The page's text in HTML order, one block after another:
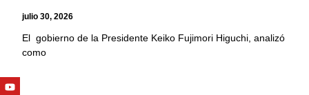
julio 30, 2026
El gobierno de la Presidente Keiko Fujimori Higuchi, analizó
como
Youtube
Facebook
Twitter
Linkedin
Instagram